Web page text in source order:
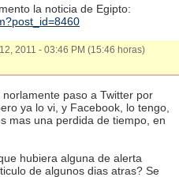
la noticia de Egipto:
2011 - 03:46 PM (15:46 horas)
paso a Twitter por
ya lo vi, y Facebook, lo tengo,
mas una perdida de tiempo, en
hubiera alguna de alerta
de algunos dias atras? Se